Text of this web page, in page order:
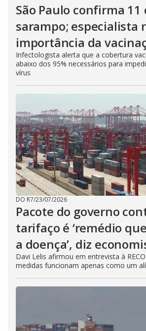
São Paulo confirma 11
sarampo; especialista
importância da
Infectologista alerta que a cobertura
abaixo dos 95% necessários para
vírus
DO R7/23/07/2026
Pacote do governo
tarifaço é ‘remédio
a doença’, diz
Davi Lelis afirmou em entrevista à
medidas funcionam apenas como um